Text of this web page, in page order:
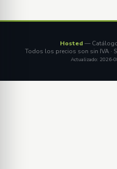
Hosted —
Todos los precios son sin IVA ·
Actualizado: 2026-